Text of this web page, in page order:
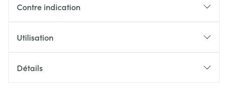
Contre indication
Utilisation
Détails